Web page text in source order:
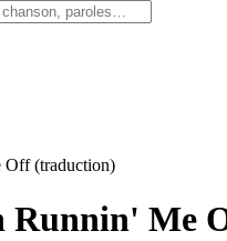
Off (traduction)
Runnin' Me